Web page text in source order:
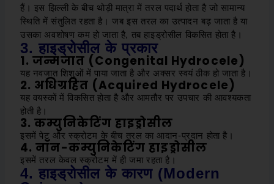
हैं। इस झिल्ली के बीच थोड़ी मात्रा में तरल पदार्थ होता है जो सामान्य
स्थिति में संतुलित रहता है। जब इस तरल का उत्पादन बढ़ जाता है या
उसका अवशोषण कम हो जाता है, तब हाइड्रोसील विकसित होता है।
3. हाइड्रोसील के प्रकार
1. जन्मजात (Congenital Hydrocele)
यह नवजात शिशुओं में पाया जाता है और अक्सर स्वयं ठीक हो जाता है।
2. अधिग्रहित (Acquired Hydrocele)
यह वयस्कों में विकसित होता है और आमतौर पर उपचार की आवश्यकता
होती है।
3. कम्युनिकेटिंग हाइड्रोसील
इसमें पेट और स्क्रोटम के बीच तरल का आदान-प्रदान होता है।
4. नॉन-कम्युनिकेटिंग हाइड्रोसील
इसमें तरल केवल स्क्रोटम में ही जमा रहता है।
4. हाइड्रोसील के कारण (Modern